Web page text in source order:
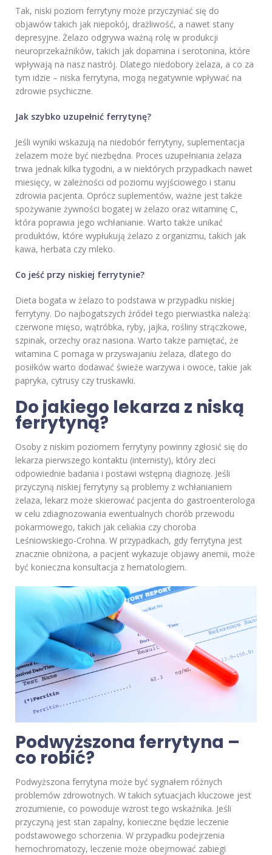
Tak, niski poziom ferrytyny może przyczyniać się do
objawów takich jak niepokój, drażliwość, a nawet stany
depresyjne. Żelazo odgrywa ważną rolę w produkcji
neuroprzekaźników, takich jak dopamina i serotonina, które
wpływają na nasz nastrój. Dlatego niedobory żelaza, a co za
tym idzie – niska ferrytyna, mogą negatywnie wpływać na
zdrowie psychiczne.
Jak szybko uzupełnić ferrytynę?
Jeśli wyniki wskazują na niedobór ferrytyny, suplementacja
żelazem może być niezbędna. Proces uzupełniania żelaza
trwa jednak kilka tygodni, a w niektórych przypadkach nawet
miesięcy, w zależności od poziomu wyjściowego i stanu
zdrowia pacjenta. Oprócz suplementów, ważne jest także
spożywanie żywności bogatej w żelazo oraz witaminę C,
która poprawia jego wchłanianie. Warto także unikać
produktów, które wypłukują żelazo z organizmu, takich jak
kawa, herbata czy mleko.
Co jeść przy niskiej ferrytynie?
Dieta bogata w żelazo to podstawa w przypadku niskiej
ferrytyny. Do najbogatszych źródeł tego pierwiastka należą:
czerwone mięso, wątróbka, ryby, jajka, rośliny strączkowe,
szpinak, orzechy oraz nasiona. Warto także pamiętać, że
witamina C pomaga w przyswajaniu żelaza, dlatego do
posiłków warto dodawać świeże warzywa i owoce, takie jak
papryka, cytrusy czy truskawki.
Do jakiego lekarza z niską
ferrytyną?
Osoby z niskim poziomem ferrytyny powinny zgłosić się do
lekarza pierwszego kontaktu (internisty), który zleci
odpowiednie badania i postawi wstępną diagnozę. Jeśli
przyczyną niskiej ferrytyny są problemy z wchłanianiem
żelaza, lekarz może skierować pacjenta do gastroenterologa
w celu zdiagnozowania ewentualnych chorób przewodu
pokarmowego, takich jak celiakia czy choroba
Leśniowskiego-Crohna. W przypadkach, gdy ferrytyna jest
znacznie obniżona, a pacjent wykazuje objawy anemii, może
być konieczna konsultacja z hematologiem.
Podwyższona ferrytyna –
co robić?
Podwyższona ferrytyna może być sygnałem różnych
problemów zdrowotnych. W takich sytuacjach kluczowe jest
zrozumienie, co powoduje wzrost tego wskaźnika. Jeśli
przyczyną jest stan zapalny, konieczne będzie leczenie
podstawowego schorzenia. W przypadku podejrzenia
hemochromatozy, leczenie może obejmować zabiegi